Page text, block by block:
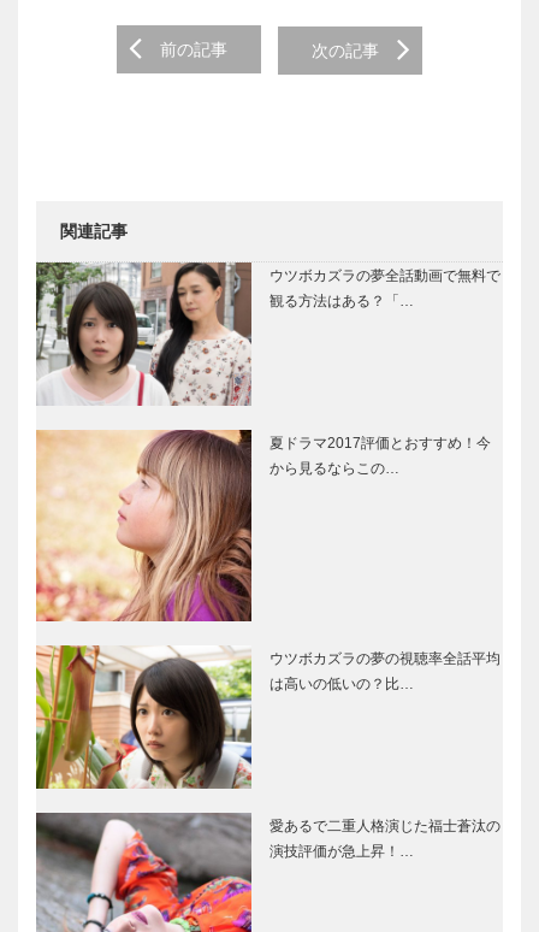
Post navigation
前の記事 次の記事
関連記事
ウツボカズラの夢全話動画で無料で
観る方法はある？「…
夏ドラマ2017評価とおすすめ！今
から見るならこの…
ウツボカズラの夢の視聴率全話平均
は高いの低いの？比…
愛あるで二重人格演じた福士蒼汰の
演技評価が急上昇！…